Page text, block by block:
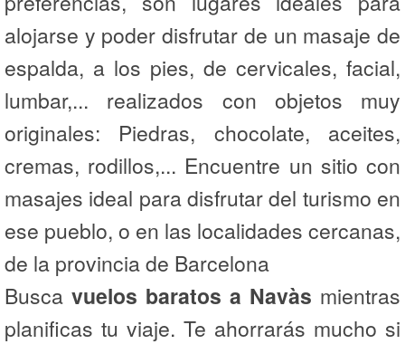
alojarse y poder disfrutar de un masaje de
espalda, a los pies, de cervicales, facial,
lumbar,... realizados con objetos muy
originales: Piedras, chocolate, aceites,
cremas, rodillos,... Encuentre un sitio con
masajes ideal para disfrutar del turismo en
ese pueblo, o en las localidades cercanas,
de la provincia de Barcelona
Busca vuelos baratos a Navàs mientras
planificas tu viaje. Te ahorrarás mucho si